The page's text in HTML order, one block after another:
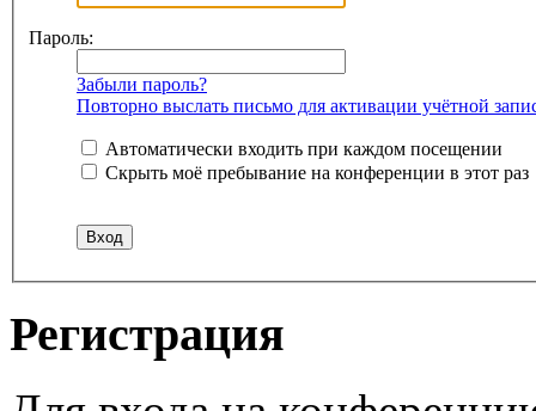
Пароль:
Забыли пароль?
Повторно выслать письмо для активации учётной
Автоматически входить при каждом посещении
Скрыть моё пребывание на конференции в этот раз
Регистрация